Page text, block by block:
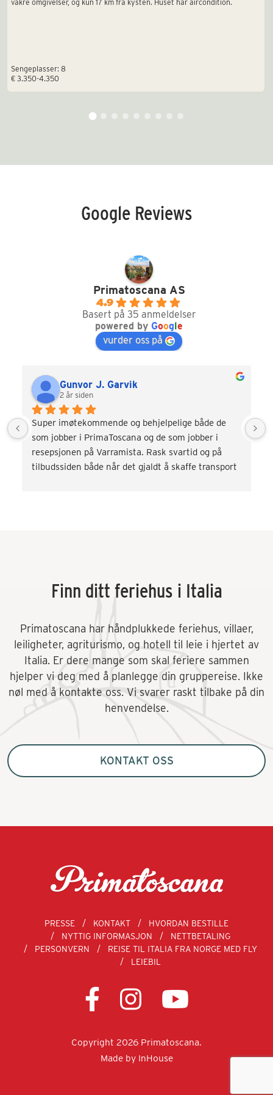
vakre omgivelser, og kun 17 km fra kysten. Huset har aircondition.
Sengeplasser: 8
€ 3.350-4.350
Google Reviews
Primatoscana AS
4.9
Basert på 35 anmeldelser
powered by Google
vurder oss på
Gunvor J. Garvik
2 år siden
Super imøtekommende og behjelpelige både de
som jobber i PrimaToscana og de som jobber i
resepsjonen på Varramista. Rask svartid og på
tilbudssiden både når det gjaldt å skaffe transport
Finn ditt feriehus i Italia
Primatoscana har håndplukkede feriehus, villaer,
leiligheter, agriturismo, og hotell til leie i hjertet av
Italia. Er dere mange som skal feriere sammen
hjelper vi deg med å planlegge din gruppereise. Ikke
nøl med å kontakte oss. Vi svarer raskt tilbake på din
henvendelse.
KONTAKT OSS
PRESSE KONTAKT
HVORDAN BESTILLE
NYTTIG INFORMASJON
NETTBETALING
PERSONVERN
REISE TIL ITALIA FRA NORGE MED FLY
LEIEBIL
Copyright 2026 Primatoscana.
Made by InHouse